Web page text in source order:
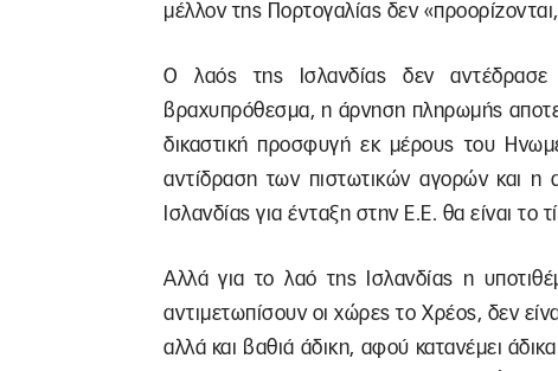
μέλλον της Πορτογαλίας δεν
Ο λαός της Ισλανδίας δεν αντέδρασε
βραχυπρόθεσμα, η άρνηση πληρωμής
δικαστική προσφυγή εκ μέρους του
αντίδραση των πιστωτικών αγορών και η
Ισλανδίας για ένταξη στην Ε.Ε. θα είναι το
Αλλά για το λαό της Ισλανδίας η
αντιμετωπίσουν οι χώρες το Χρέος, δεν
αλλά και βαθιά άδικη, αφού κατανέμει